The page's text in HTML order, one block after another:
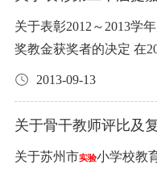
月21日，具体时间、地点另行通知。
25日前。 联系方式：费建中：13915542005 潘飞： 1529562
教育集团2017年每月食堂食品投标表 类
腿肉（去皮） 斤 1500 夹心（去皮） 斤 1500 肋条（去皮）
1、本次投标中标价精确到角（0.1
所提供的商品（食品）
病等责任事故的，由中
4、中标人依照学校食堂
作。合同期满，中标人
保证金。 5、中标人对招标人提出商品（食品）质量问题需
属各高等学校： 吸烟有害健康。在校园里吸烟，不利于广
大青少年学生从小养成
育人的清新校园环境。
健康向上的社会风尚，
要意义。根据中央关于
育系统实际，现就各级
集团 2013年12月26日
团队。 奖励经费来源：朗诗·苹果基金、双虎高分子公司捐
赠奖教金。 公示期一周(2012年12月24日-30日)。如有异
泠玉、张慧、赵海燕 总务后勤：卢芠、胡方平、许蓓兰、
宋琴、陆雁 本部幼儿园：苏蕙、李薇、薛蔚、陈晓瑜、陈
旻丽、居德风、顾丽、黄
他校区：赵洪、孟丽群
人请假，经批准后方可
与学校协商妥当后再确
应第一时间通过电话或
（三）请病假须出示正
化验检查单据。请事假须递交书面
关于表彰2012～2013学
奖教金获奖者的决定 在2012—2013学年度中，学校的发
展、学生的成长、教师
的积极性和创造性，经
司、双虎高分子材料公
2013-09-13
关于骨干教师评比及
关于苏州市实验小学校教